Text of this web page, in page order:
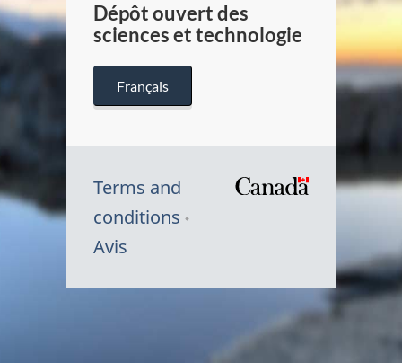
Dépôt ouvert des
sciences et technologie
Français
Terms and
conditions
Avis
du